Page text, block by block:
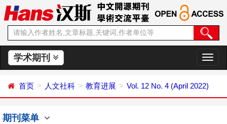
学术期刊
切
换
航
首页 人文社科 教育进展 Vol. 12 No. 4 (April 2022)
期刊菜单